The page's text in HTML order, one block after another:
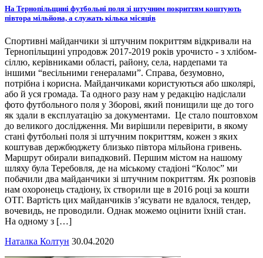
На Тернопільщині футбольні поля зі штучним покриттям коштують
півтора мільйона, а служать кілька місяців
Спортивні майданчики зі штучним покриттям відкривали на
Тернопільщині упродовж 2017-2019 років урочисто - з хлібом-
сіллю, керівниками області, району, села, нардепами та
іншими “весільними генералами”. Справа, безумовно,
потрібна і корисна. Майданчиками користуються або школярі,
або й уся громада. Та одного разу нам у редакцію надіслали
фото футбольного поля у Зборові, який понищили ще до того
як здали в експлуатацію за документами. Це стало поштовхом
до великого дослідження. Ми вирішили перевірити, в якому
стані футбольні поля зі штучним покриттям, кожен з яких
коштував держбюджету близько півтора мільйона гривень.
Маршрут обирали випадковий. Першим містом на нашому
шляху була Теребовля, де на міському стадіоні “Колос” ми
побачили два майданчики зі штучним покриттям. Як розповів
нам охоронець стадіону, їх створили ще в 2016 році за кошти
ОТГ. Вартість цих майданчиків з’ясувати не вдалося, тендер,
вочевидь, не проводили. Однак можемо оцінити їхній стан.
На одному з […]
Наталка Колтун 30.04.2020